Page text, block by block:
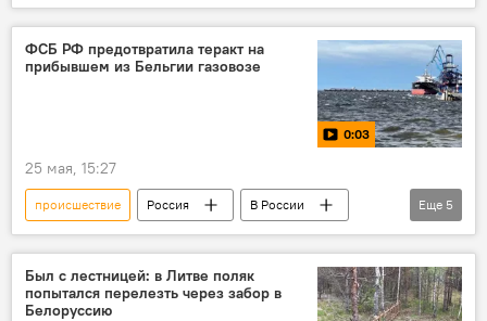
Происшествия
ФСБ
СБУ
Служба безопасности Украины (СБУ)
ФСБ РФ предотвратила теракт на
прибывшем из Бельгии газовозе
0:03
25 мая, 15:27
происшествие Россия
В России
ФСБ
ФСБ России
мина
НАТО
Еще 5
Был с лестницей: в Литве поляк
попытался перелезть через забор в
Белоруссию